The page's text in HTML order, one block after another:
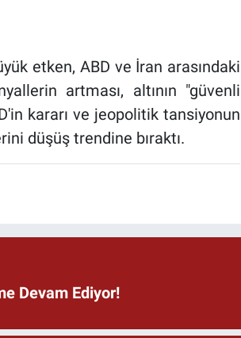
etken, ABD ve İran arasındaki
artması, altının "güvenli
kararı ve jeopolitik tansiyonun
düşüş trendine bıraktı.
Devam Ediyor!